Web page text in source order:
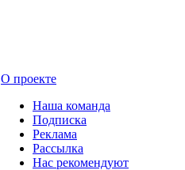
О проекте
Наша команда
Подписка
Реклама
Рассылка
Нас рекомендуют